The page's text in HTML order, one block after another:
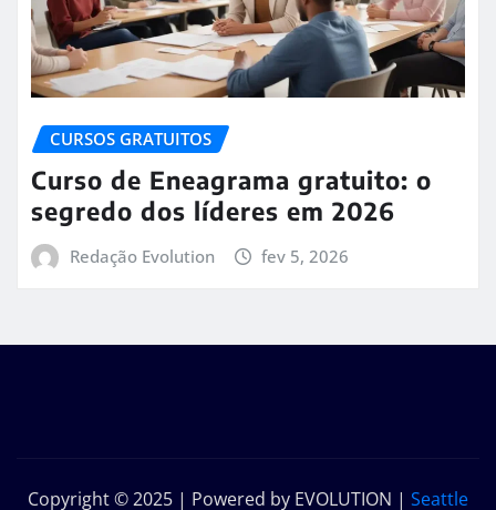
CURSOS GRATUITOS
Curso de Eneagrama gratuito: o
segredo dos líderes em 2026
Redação Evolution fev 5, 2026
Copyright © 2025 | Powered by EVOLUTION | Seattle